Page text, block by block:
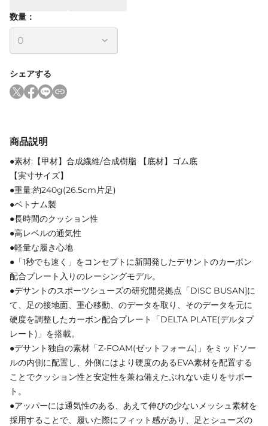
数量：
シェアする
商品説明
●素材:【甲材】合成繊維/合成樹脂 【底材】ゴム底
【実寸サイズ】
●重量:約240g(26.5cm片足)
●ベトナム製
●長時間のクッション性
●高レベルの通気性
●軽量な履き心地
●「1秒でも速く」をコンセプトに新開発したデサントのカーボン
配合プレート入りのレーシングモデル。
●デサントのスポーツシューズの研究開発拠点「DISC BUSAN]に
て、足の接地面、重心移動、のデータを取り、そのデータを元に
硬度を調整したカーボン配合プレート「DELTA PLATE(デルタプ
レート)」を搭載。
●デサント独自の素材「Z-FOAM(ゼットフォーム)」をミッドソー
ルの内側に配置し、外側にはより硬度のあるEVA素材を配置する
ことでクッション性と安定性を兼ね備えたぶれない走りをサポー
ト。
●アッパーには通気性のある、あえて伸びの少ないメッシュ素材を
採用することで、履いた際にフィット感があり、足とシューズの